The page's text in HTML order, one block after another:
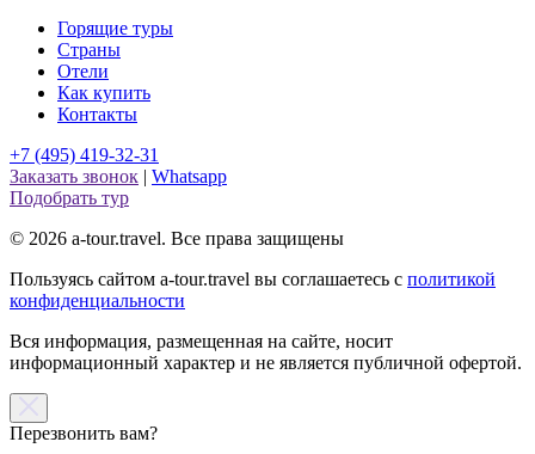
Горящие туры
Страны
Отели
Как купить
Контакты
+7 (495) 419-32-31
Заказать звонок | Whatsapp
Подобрать тур
© 2026 a-tour.travel. Все права защищены
Пользуясь сайтом a-tour.travel вы соглашаетесь с политикой
конфиденциальности
Вся информация, размещенная на сайте, носит
информационный характер и не является публичной офертой.
Перезвонить вам?